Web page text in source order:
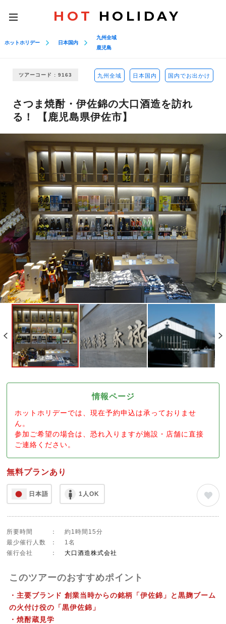
toggle
navigation
HOT HOLIDAY
ホットホリデー 日本国内
九州全域
鹿児島
ツアーコード : 9163 九州全域 日本国内 国内でお出かけ
さつま焼酎・伊佐錦の大口酒造を訪れ
る！ 【鹿児島県伊佐市】
情報ページ
ホットホリデーでは、現在予約申込は承っておりませ
ん。
参加ご希望の場合は、恐れ入りますが施設・店舗に直接
ご連絡ください。
無料プランあり
日本語 1人OK
所要時間 ：
約1時間15分
最少催行人数
：
1名
催行会社
： 大口酒造株式会社
このツアーのおすすめポイント
・主要ブランド 創業当時からの銘柄「伊佐錦」と黒麹ブーム
の火付け役の「黒伊佐錦」
・焼酎蔵見学